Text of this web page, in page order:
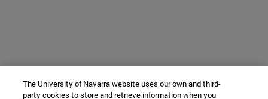
The University of Navarra website uses our own and third-
party cookies to store and retrieve information when you